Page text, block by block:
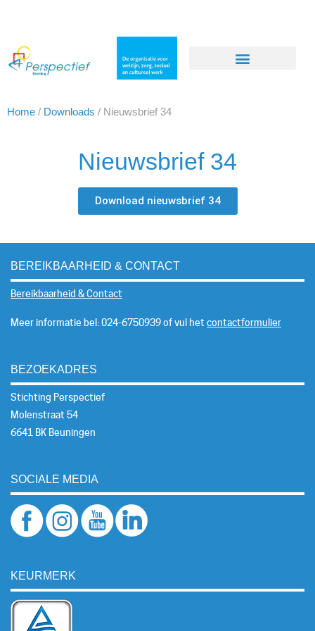
Home / Downloads / Nieuwsbrief 34
Nieuwsbrief 34
Download nieuwsbrief 34
BEREIKBAARHEID & CONTACT
Bereikbaarheid & Contact
Meer informatie bel: 024-6750939 of vul hetcontactformulier
BEZOEKADRES
Stichting Perspectief
Molenstraat 54
6641 BK Beuningen
SOCIALE MEDIA
KEURMERK